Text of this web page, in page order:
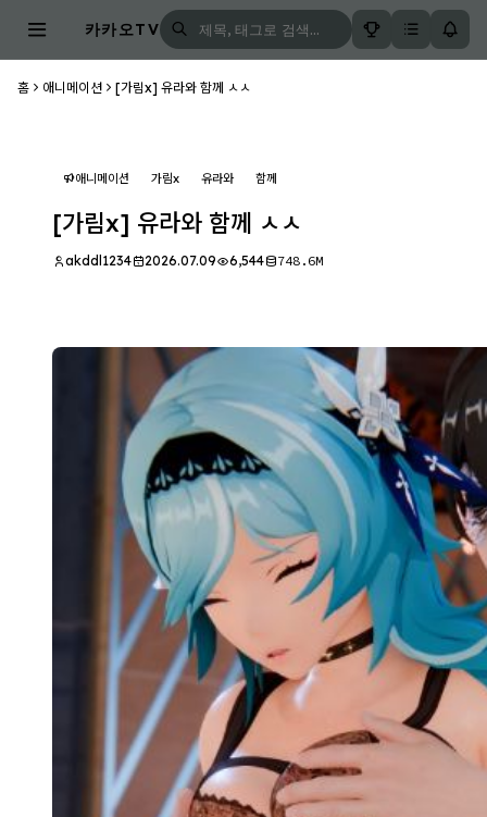
카카오TV
홈 애니메이션 [가림x] 유라와 함께 ㅅㅅ
애니메이션 가림x 유라와 함께
[가림x] 유라와 함께 ㅅㅅ
akddl1234 2026.07.09 6,544 748.6M